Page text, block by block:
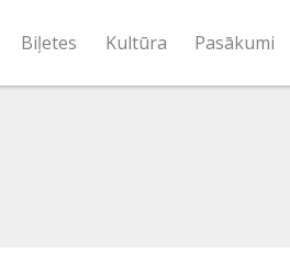
Biļetes Kultūra Pasākumi